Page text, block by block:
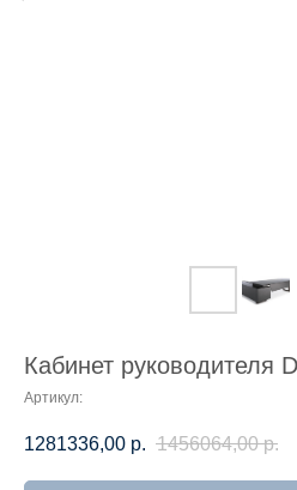
Кабинет руководителя
Артикул:
1281336,00 р. 1456064,00 р.